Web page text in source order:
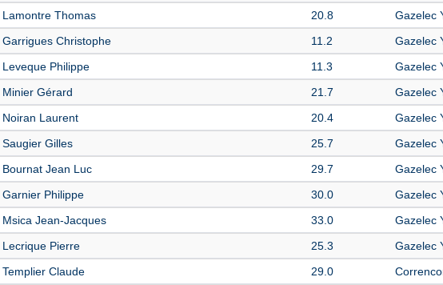
Lamontre Thomas 20.8 Gazelec
Garrigues Christophe 11.2 Gazelec
Leveque Philippe 11.3 Gazelec
Minier Gérard 21.7 Gazelec
Noiran Laurent 20.4 Gazelec
Saugier Gilles 25.7 Gazelec
Bournat Jean Luc 29.7 Gazelec
Garnier Philippe 30.0 Gazelec
Msica Jean-Jacques 33.0 Gazelec
Lecrique Pierre 25.3 Gazelec
Templier Claude 29.0